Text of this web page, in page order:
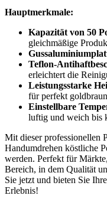
Hauptmerkmale:
Kapazität von 50
gleichmäßige
Teflon-
erleichtert die
Leistungsstarke
für perfekt
Einstellbare
luftig und weich bis
Mit dieser professionellen
Handumdrehen köstliche
werden. Perfekt für
Bereich, in dem Qualität
Sie jetzt und bieten Sie
Erlebnis!